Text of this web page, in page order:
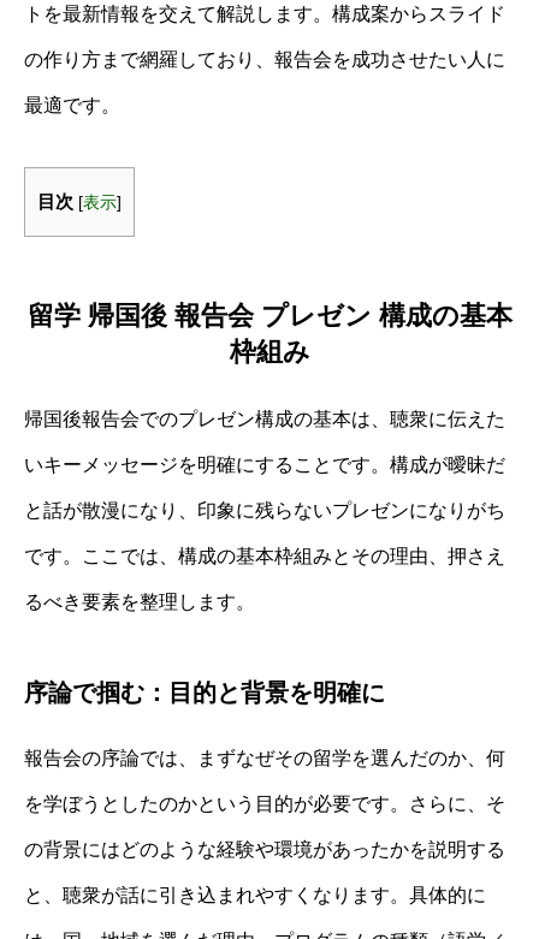
トを最新情報を交えて解説します。構成案からスライド
の作り方まで網羅しており、報告会を成功させたい人に
最適です。
目次 [表示]
留学 帰国後 報告会 プレゼン 構成の基本
枠組み
帰国後報告会でのプレゼン構成の基本は、聴衆に伝えた
いキーメッセージを明確にすることです。構成が曖昧だ
と話が散漫になり、印象に残らないプレゼンになりがち
です。ここでは、構成の基本枠組みとその理由、押さえ
るべき要素を整理します。
序論で掴む：目的と背景を明確に
報告会の序論では、まずなぜその留学を選んだのか、何
を学ぼうとしたのかという目的が必要です。さらに、そ
の背景にはどのような経験や環境があったかを説明する
と、聴衆が話に引き込まれやすくなります。具体的に